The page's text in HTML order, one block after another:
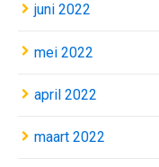
juni 2022
mei 2022
april 2022
maart 2022